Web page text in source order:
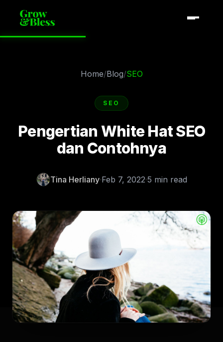
Home/Blog/SEO
SEO
Pengertian White Hat SEO
dan Contohnya
Tina Herliany Feb 7, 2022 5 min read